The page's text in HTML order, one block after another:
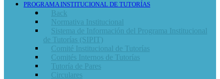
PROGRAMA INSTITUCIONAL DE TUTORÍAS
Back
Normativa Institucional
Sistema de Información del Programa Institucional
de Tutorías (SIPIT)
Comité Institucional de Tutorías
Comités Internos de Tutorías
Tutoría de Pares
Circulares